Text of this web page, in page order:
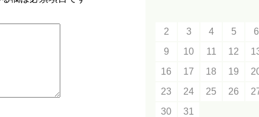
2
3 4 5 6
9
10 11 12
16
17 18 19
23
24 25 26
30
31